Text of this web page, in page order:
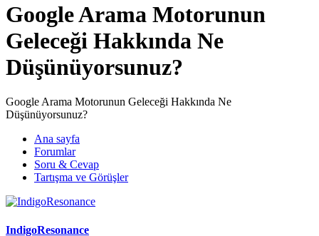
Google Arama Motorunun
Geleceği Hakkında Ne
Düşünüyorsunuz?
Google Arama Motorunun Geleceği Hakkında Ne
Düşünüyorsunuz?
Ana sayfa
Forumlar
Soru & Cevap
Tartışma ve Görüşler
IndigoResonance